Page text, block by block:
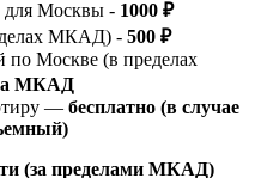
для Москвы - 1000 ₽
МКАД) - 500 ₽
по Москве (в пределах
МКАД
— бесплатно (в случае
(за пределами МКАД)